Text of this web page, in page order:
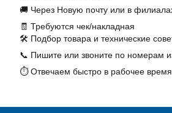
🚚 Через Новую почту или в
🧾 Требуются чек/накладная
🛠️ Подбор товара и технические
📞 Пишите или звоните по номерам
⏱️ Отвечаем быстро в рабочее время